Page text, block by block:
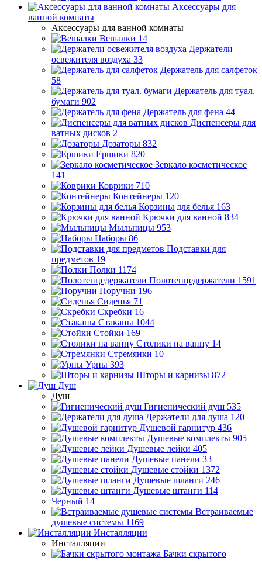
Аксессуары для
ванной комнаты
Аксессуары для ванной комнаты
Вешалки 14
Держатели
освежителя воздуха 33
Держатель для салфеток
58
Держатель для туал.
бумаги 902
Держатель для фена 44
Диспенсеры для
ватных дисков 2
Дозаторы 832
Ершики 820
Зеркало косметическое
141
Коврики 710
Контейнеры 120
Корзины для белья 163
Крючки для ванной 834
Мыльницы 953
Наборы 86
Подставки для
предметов 19
Полки 1174
Полотенцедержатели 1591
Поручни 196
Сиденья 71
Скребки 16
Стаканы 1044
Стойки 169
Столики на ванну 14
Стремянки 10
Урны 393
Шторы и карнизы 872
Душ
Душ
Гигиенический душ 535
Держатели для душа 120
Душевой гарнитур 436
Душевые комплекты 905
Душевые лейки 405
Душевые панели 33
Душевые стойки 1372
Душевые шланги 246
Душевые штанги 114
Черный 14
Встраиваемые
душевые системы 1169
Инсталляции
Инсталляции
Бачки скрытого